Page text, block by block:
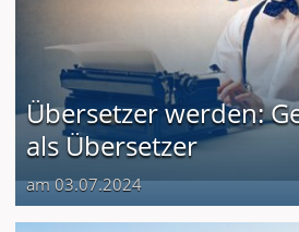
Übersetzer werden:
als Übersetzer
am 03.07.2024